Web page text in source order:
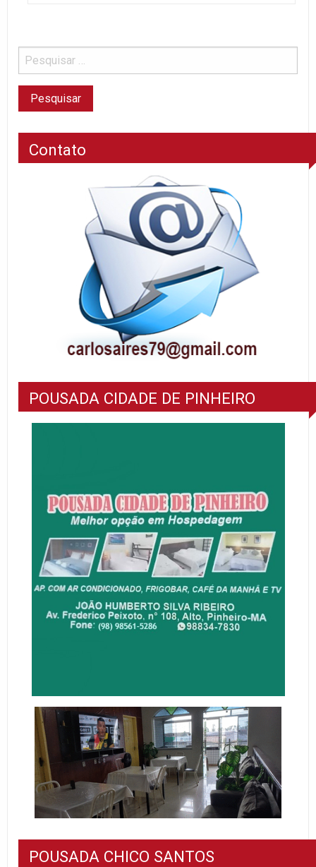
Contato
POUSADA CIDADE DE PINHEIRO
POUSADA CHICO SANTOS